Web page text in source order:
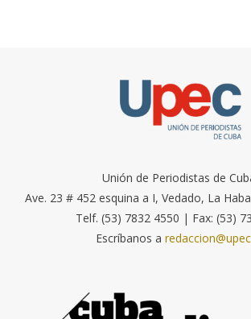
Unión de Periodistas de
Ave. 23 # 452 esquina a I, Vedado, La
Telf. (53) 7832 4550 | Fax: (53)
Escríbanos a